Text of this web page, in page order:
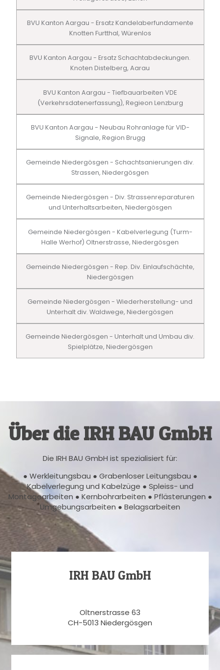
BVU Kanton Aargau - Ersatz Kandelaberfundamente
Knotten Furtthal, Würenlos
BVU Kanton Aargau - Ersatz Schachtabdeckungen.
Knoten Distelberg, Aarau
BVU Kanton Aargau - Tiefbauarbeiten VDE
(Verkehrsdatenerfassung), Regieon Lenzburg
BVU Kanton Aargau - Neubau Rohranlage für VID-
Signale, Region Brugg
Gemeinde Niedergösgen - Schachtsanierungen div.
Strassen, Niedergösgen
Gemeinde Niedergösgen - Div. Strassenreparaturen
und Unterhaltsarbeiten, Niedergösgen
Gemeinde Niedergösgen - Kabelverlegung (Turm-
Halle Werhof) Oltnerstrasse, Niedergösgen
Gemeinde Niedergösgen - Rep. Div. Einlaufschächte,
Niedergösgen
Gemeinde Niedergösgen - Wiederherstellung- und
Unterhalt div. Waldwege, Niedergösgen
Gemeinde Niedergösgen - Unterhalt und Umbau div.
Spielplätze, Niedergösgen
Über die IRH BAU GmbH
Die IRH BAU GmbH ist spezialisiert für:
● Werkleitungsbau ● Grabenloser Leitungsbau ●
Kabelverlegung und Kabelzüge ● Spleiss- und
Montagearbeiten ● Kernbohrarbeiten ● Pflästerungen ●
Umgebungsarbeiten ● Belagsarbeiten
IRH BAU GmbH
Oltnerstrasse 63
CH-5013 Niedergösgen